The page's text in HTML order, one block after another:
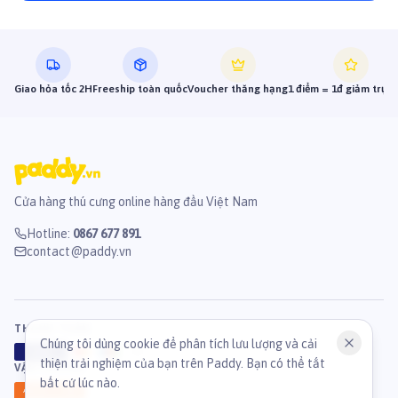
Giao hỏa tốc 2HFreeship toàn quốcVoucher thăng hạng1 điểm = 1đ giảm trực
Cửa hàng thú cưng online hàng đầu Việt Nam
Hotline: 0867 677 891
contact@paddy.vn
THANH TOÁN
B
VẬN CHUYỂN
Ahamove
Chúng tôi dùng cookie để phân tích lưu lượng và cải
thiện trải nghiệm của bạn trên Paddy. Bạn có thể tắt
bất cứ lúc nào.